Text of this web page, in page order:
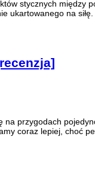
stycznych
na
przygodach
coraz lepiej, choć